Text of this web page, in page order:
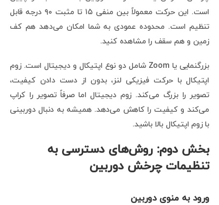
است. این حرکت معمولاً بین منفی ۱۵ تا مثبت ۹۰ درجه قابل
تنظیم است. محدوده عمودی به شما امکان می‌دهد هم کف
زمین و هم سقف را مشاهده کنید.
بزرگنمایی یا Zoom شامل دو نوع اپتیکال و دیجیتال است. زوم
اپتیکال با حرکت فیزیکی لنز، بدون از دست دادن کیفیت،
تصویر را بزرگ می‌کند. زوم دیجیتال اما صرفاً تصویر را کراپ
می‌کند و کیفیت را کاهش می‌دهد. همیشه به دنبال دوربینی
با زوم اپتیکال بالا باشید.
بخش دوم: روش‌های دسترسی به
تنظیمات چرخش دوربین
ورود به منوی دوربین